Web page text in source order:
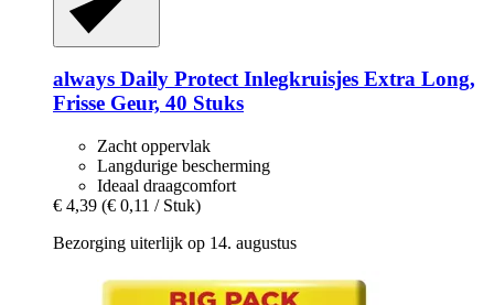
always Daily Protect Inlegkruisjes Extra Long,
Frisse Geur, 40 Stuks
Zacht oppervlak
Langdurige bescherming
Ideaal draagcomfort
€ 4,39 (€ 0,11 / Stuk)
Bezorging uiterlijk op 14. augustus